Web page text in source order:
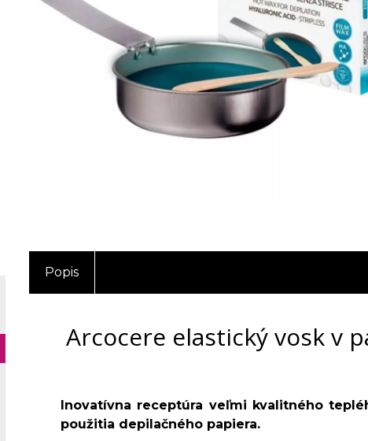
Popis
Arcocere elastický vosk v
Inovatívna receptúra veľmi kvalitného
použitia depilačného papiera.